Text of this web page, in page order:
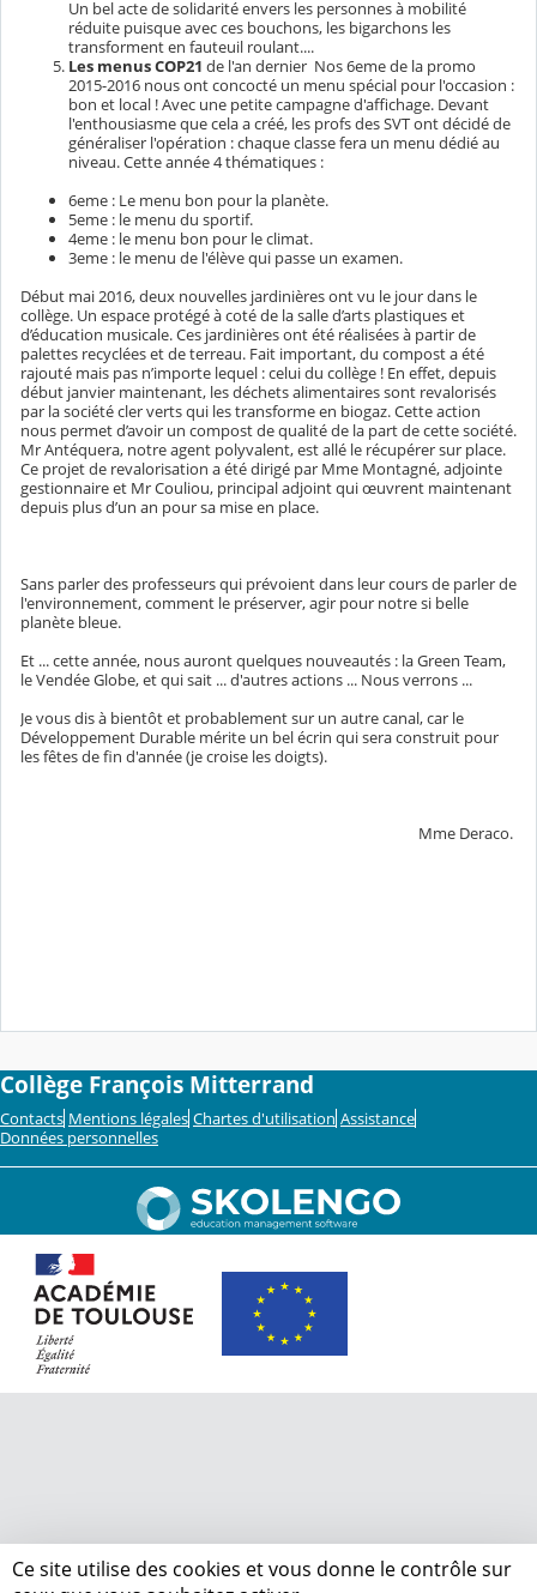
Un bel acte de solidarité envers les personnes à mobilité
réduite puisque avec ces bouchons, les bigarchons les
transforment en fauteuil roulant....
Les menus COP21 de l'an dernier Nos 6eme de la promo
2015-2016 nous ont concocté un menu spécial pour l'occasion :
bon et local ! Avec une petite campagne d'affichage. Devant
l'enthousiasme que cela a créé, les profs des SVT ont décidé de
généraliser l'opération : chaque classe fera un menu dédié au
niveau. Cette année 4 thématiques :
6eme : Le menu bon pour la planète.
5eme : le menu du sportif.
4eme : le menu bon pour le climat.
3eme : le menu de l'élève qui passe un examen.
Début mai 2016, deux nouvelles jardinières ont vu le jour dans le
collège. Un espace protégé à coté de la salle d’arts plastiques et
d’éducation musicale. Ces jardinières ont été réalisées à partir de
palettes recyclées et de terreau. Fait important, du compost a été
rajouté mais pas n’importe lequel : celui du collège ! En effet, depuis
début janvier maintenant, les déchets alimentaires sont revalorisés
par la société cler verts qui les transforme en biogaz. Cette action
nous permet d’avoir un compost de qualité de la part de cette société.
Mr Antéquera, notre agent polyvalent, est allé le récupérer sur place.
Ce projet de revalorisation a été dirigé par Mme Montagné, adjointe
gestionnaire et Mr Couliou, principal adjoint qui œuvrent maintenant
depuis plus d’un an pour sa mise en place.
Sans parler des professeurs qui prévoient dans leur cours de parler de
l'environnement, comment le préserver, agir pour notre si belle
planète bleue.
Et ... cette année, nous auront quelques nouveautés : la Green Team,
le Vendée Globe, et qui sait ... d'autres actions ... Nous verrons ...
Je vous dis à bientôt et probablement sur un autre canal, car le
Développement Durable mérite un bel écrin qui sera construit pour
les fêtes de fin d'année (je croise les doigts).
Mme Deraco.
Collège François Mitterrand
Contacts Mentions légales Chartes d'utilisation Assistance
Données personnelles
Ce site utilise des cookies et vous donne le contrôle sur